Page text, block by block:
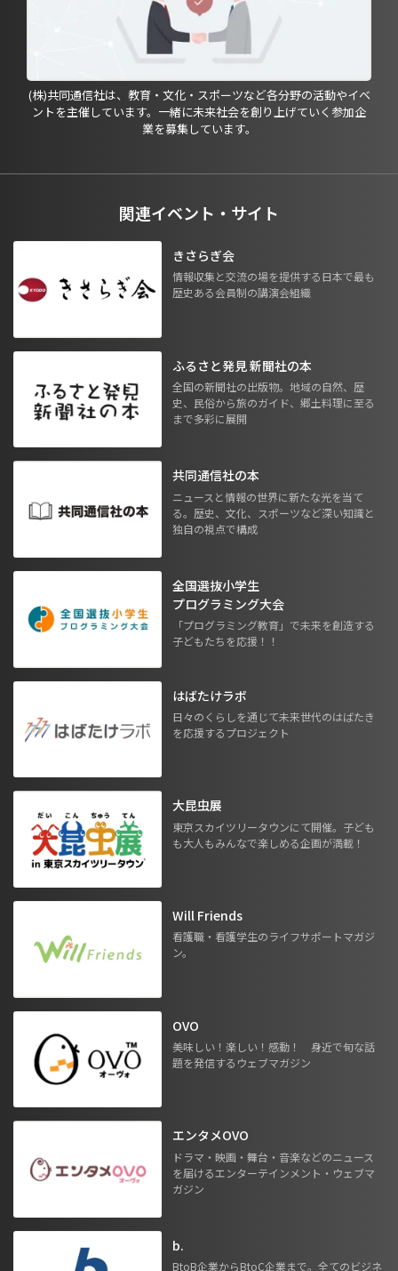
(株)共同通信社は、教育・文化・スポーツなど各分野の活動やイベ
ントを主催しています。一緒に未来社会を創り上げていく参加企
業を募集しています。
関連イベント・サイト
きさらぎ会
情報収集と交流の場を提供する日本で最も
歴史ある会員制の講演会組織
ふるさと発見 新聞社の本
全国の新聞社の出版物。地域の自然、歴
史、民俗から旅のガイド、郷土料理に至る
まで多彩に展開
共同通信社の本
ニュースと情報の世界に新たな光を当て
る。歴史、文化、スポーツなど深い知識と
独自の視点で構成
全国選抜小学生
プログラミング大会
「プログラミング教育」で未来を創造する
子どもたちを応援！！
はばたけラボ
日々のくらしを通じて未来世代のはばたき
を応援するプロジェクト
大昆虫展
東京スカイツリータウンにて開催。子ども
も大人もみんなで楽しめる企画が満載！
Will Friends
看護職・看護学生のライフサポートマガジ
ン。
OVO
美味しい！楽しい！感動！ 身近で旬な話
題を発信するウェブマガジン
エンタメOVO
ドラマ・映画・舞台・音楽などのニュース
を届けるエンターテインメント・ウェブマ
ガジン
b.
BtoB企業からBtoC企業まで。全てのビジネ